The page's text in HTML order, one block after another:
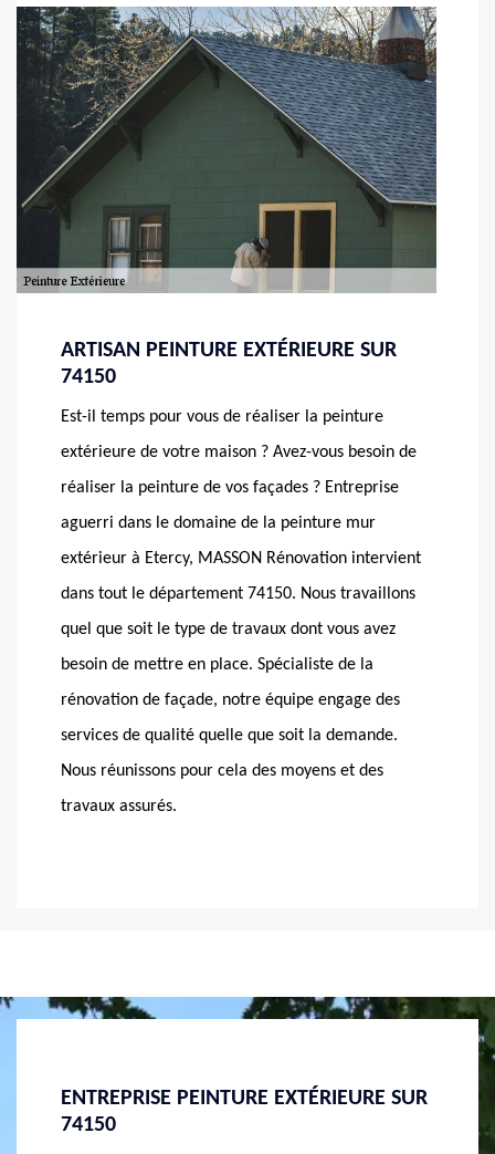
ARTISAN PEINTURE EXTÉRIEURE SUR
74150
Est-il temps pour vous de réaliser la peinture
extérieure de votre maison ? Avez-vous besoin de
réaliser la peinture de vos façades ? Entreprise
aguerri dans le domaine de la peinture mur
extérieur à Etercy, MASSON Rénovation intervient
dans tout le département 74150. Nous travaillons
quel que soit le type de travaux dont vous avez
besoin de mettre en place. Spécialiste de la
rénovation de façade, notre équipe engage des
services de qualité quelle que soit la demande.
Nous réunissons pour cela des moyens et des
travaux assurés.
OPTEZ POUR DES TRAVAUX DE
PEINTURE SATISFAISANTS AVEC UNE
Avez-